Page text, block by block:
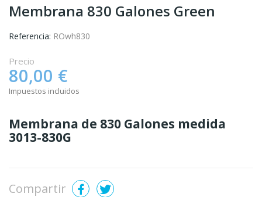
Membrana 830 Galones Green
Referencia: ROwh830
Precio
80,00 €
Impuestos incluidos
Membrana de 830 Galones medida
3013-830G
Compartir